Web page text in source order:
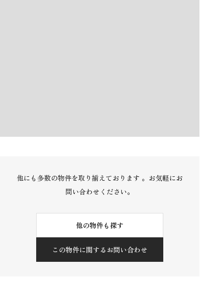
他にも多数の物件を取り揃えております 。お気軽にお
問い合わせください。
他の物件も探す
この物件に関するお問い合わせ